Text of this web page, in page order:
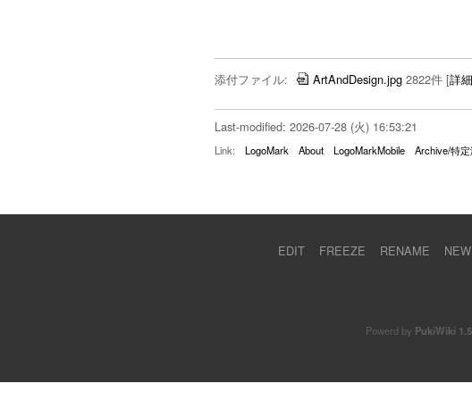
添付ファイル: ArtAndDesign.jpg 2822件 [詳細
Last-modified: 2026-07-28 (火) 16:53:21
Link: LogoMark About LogoMarkMobile Archive/特
EDIT FREEZE RENAME NEW
Powerd by PukiWiki